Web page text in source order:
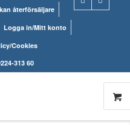
återförsäljare
Logga in/Mitt konto
Cookies
313 60